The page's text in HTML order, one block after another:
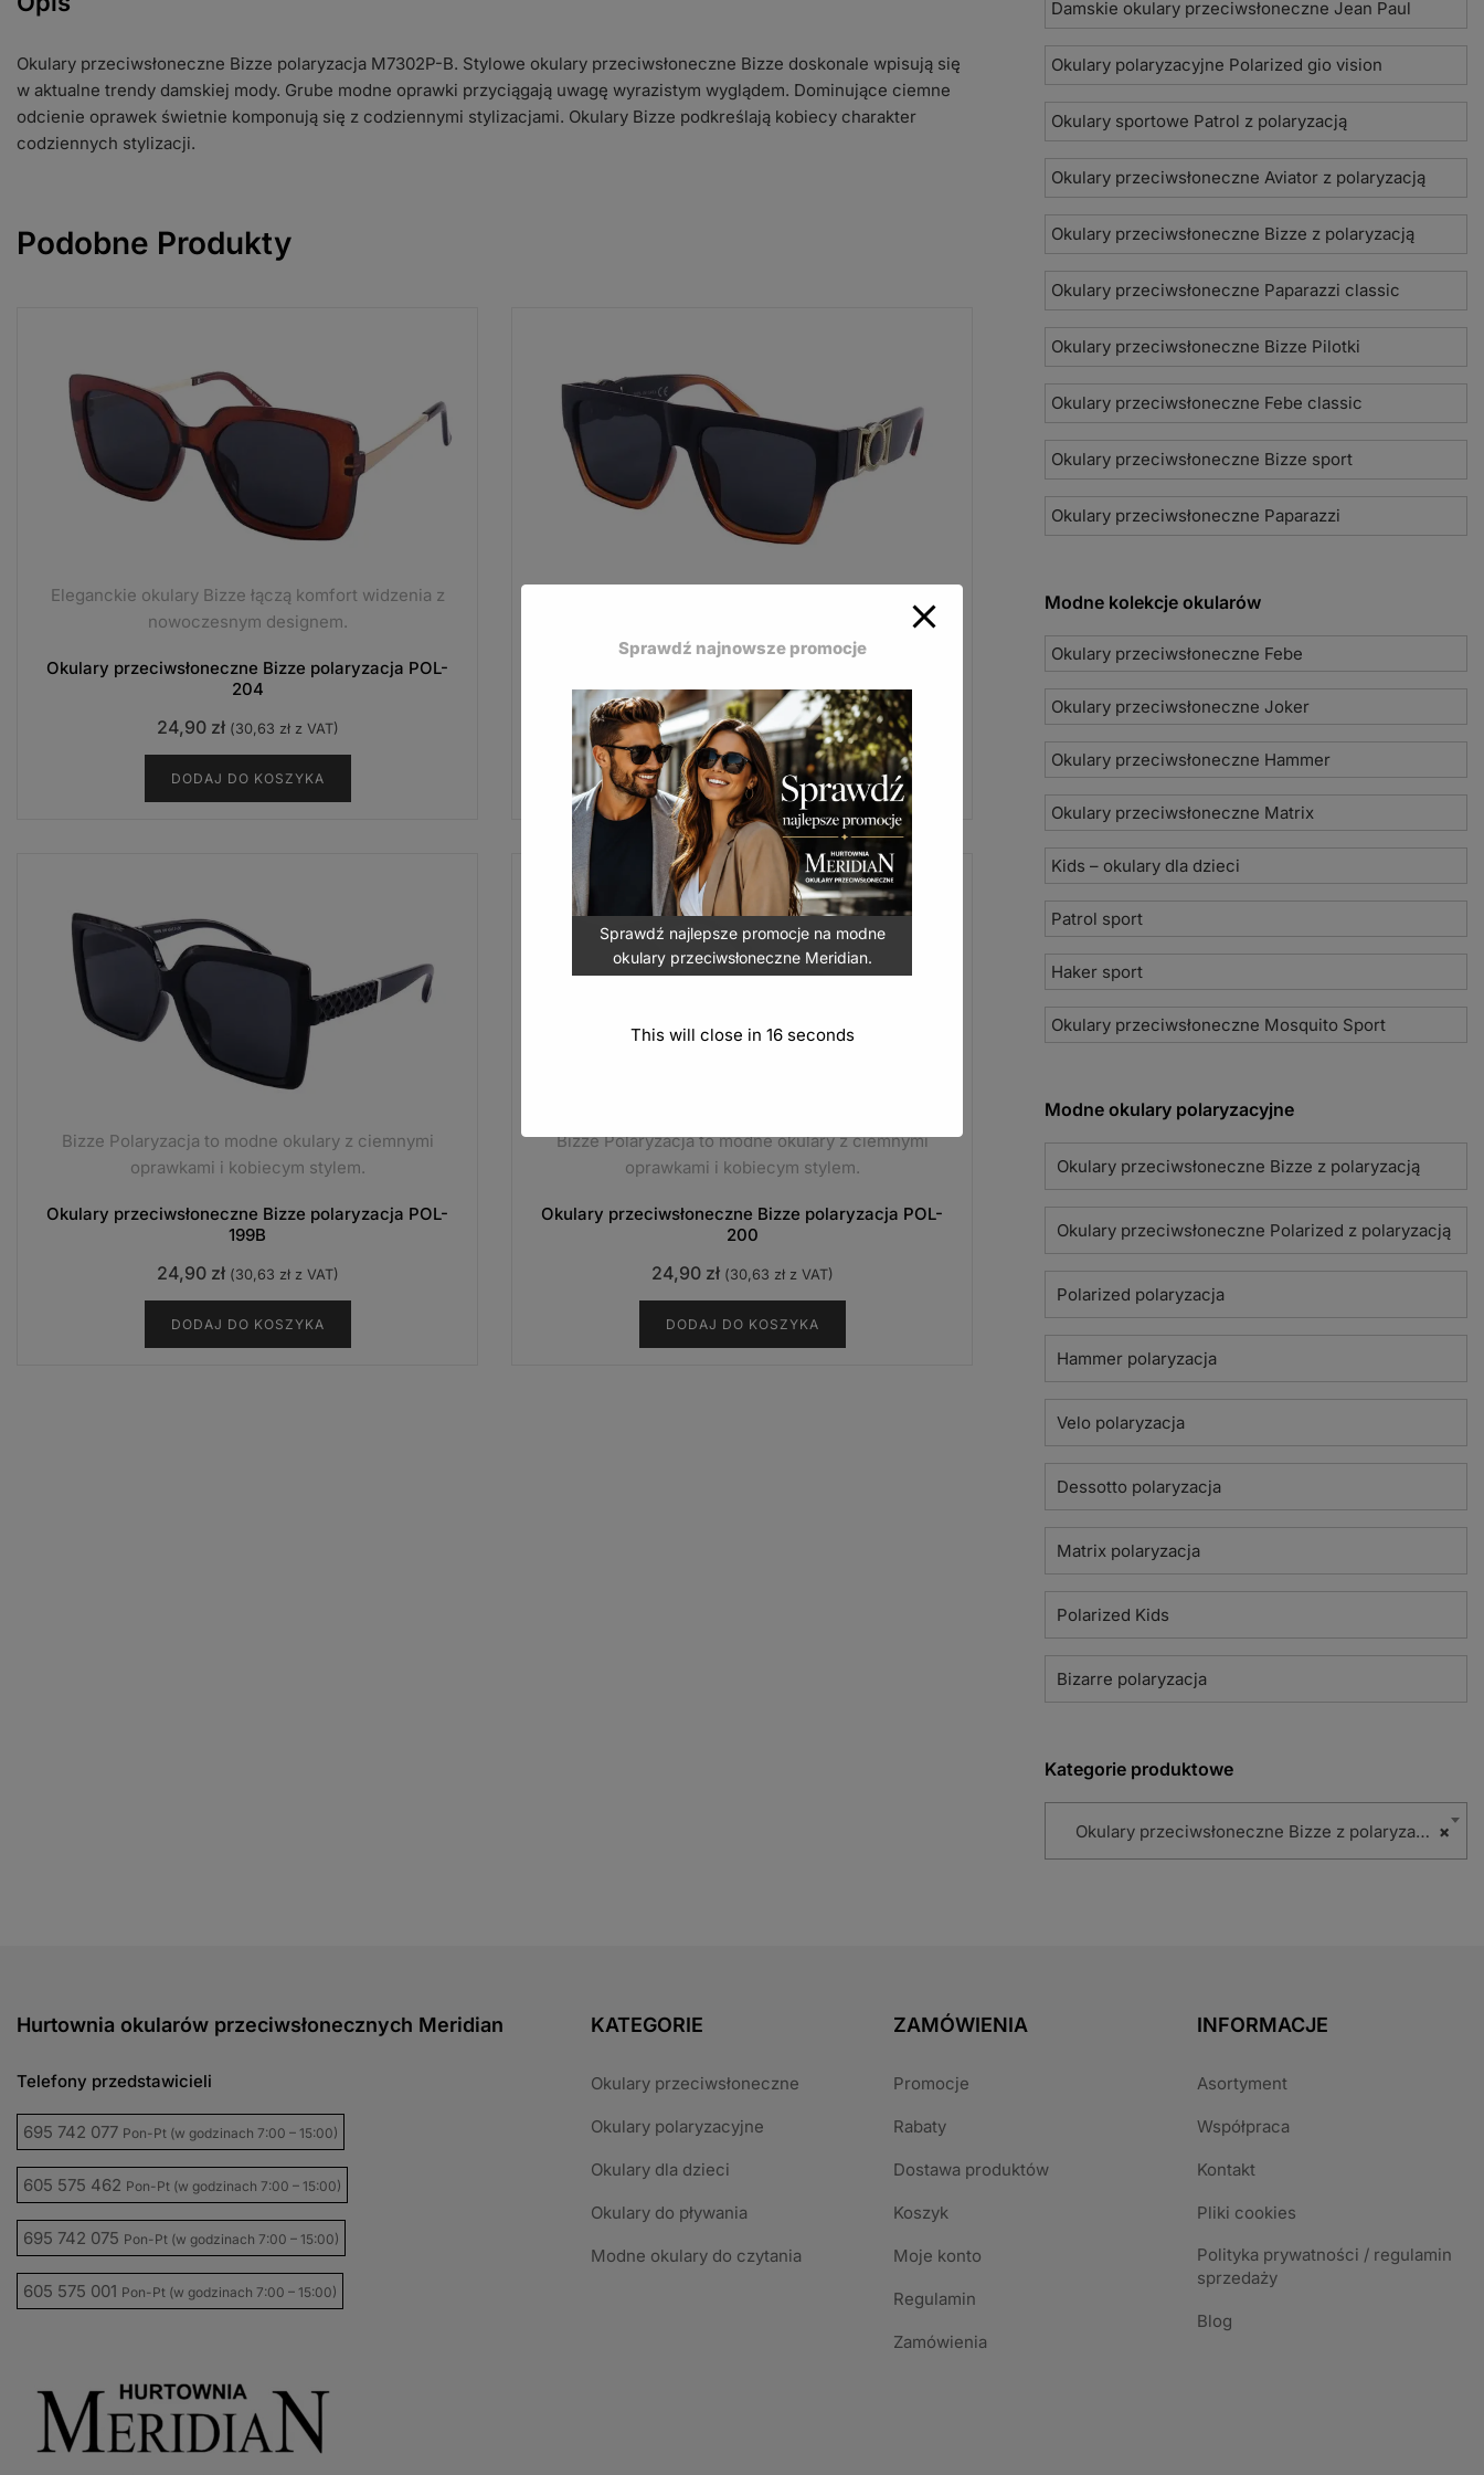
Okulary przeciwsłoneczne Bizze polaryzacja M7302P-B. Stylowe okulary przeciwsłoneczne Bizze doskonale wpisują się
w aktualne trendy damskiej mody. Grube modne oprawki przyciągają uwagę wyrazistym wyglądem. Dominujące ciemne
odcienie oprawek świetnie komponują się z codziennymi stylizacjami. Okulary Bizze podkreślają kobiecy charakter
codziennych stylizacji.
Podobne Produkty
Eleganckie okulary Bizze łączą komfort widzenia z
nowoczesnym designem.
Okulary przeciwsłoneczne Bizze polaryzacja POL-
204
24,90 zł (30,63 złz VAT)
DODAJ DO KOSZYKA
197A
24,90zł (30,63złz VAT)
DODAJ DO KOSZYKA
Bizze Polaryzacja to modne okulary z ciemnymi
oprawkami i kobiecym stylem.
Okulary przeciwsłoneczne Bizze polaryzacja POL-
199B
24,90 zł (30,63 złz VAT)
DODAJ DO KOSZYKA
Bizze Polaryzacja to modne okulary z ciemnymi
oprawkami i kobiecym stylem.
Okulary przeciwsłoneczne Bizze polaryzacja POL-
200
24,90 zł (30,63 złz VAT)
DODAJ DO KOSZYKA
Damskie okulary przeciwsłoneczne Jean Paul
Okulary polaryzacyjne Polarized gio vision
Okulary sportowe Patrol z polaryzacją
Okulary przeciwsłoneczne Aviator z polaryzacją
Okulary przeciwsłoneczne Bizze z polaryzacją
Okulary przeciwsłoneczne Paparazzi classic
Okulary przeciwsłoneczne Bizze Pilotki
Okulary przeciwsłoneczne Febe classic
Okulary przeciwsłoneczne Bizze sport
Okulary przeciwsłoneczne Paparazzi
Modne kolekcje okularów
Okulary przeciwsłoneczne Febe
Okulary przeciwsłoneczne Joker
Okulary przeciwsłoneczne Hammer
Okulary przeciwsłoneczne Matrix
Kids – okulary dla dzieci
Patrol sport
Haker sport
Okulary przeciwsłoneczne Mosquito Sport
Modne okulary polaryzacyjne
Okulary przeciwsłoneczne Bizze z polaryzacją
Okulary przeciwsłoneczne Polarized z polaryzacją
Polarized polaryzacja
Hammer polaryzacja
Velo polaryzacja
Dessotto polaryzacja
Matrix polaryzacja
Polarized Kids
Bizarre polaryzacja
Kategorie produktowe
×
Okulary przeciwsłoneczne Bizze z polaryzacją (102)
Hurtownia okularów przeciwsłonecznych Meridian
Telefony przedstawicieli
695 742 077 Pon-Pt (w godzinach 7:00 – 15:00)
605 575 462 Pon-Pt (w godzinach 7:00 – 15:00)
695 742 075 Pon-Pt (w godzinach 7:00 – 15:00)
605 575 001 Pon-Pt (w godzinach 7:00 – 15:00)
KATEGORIE
Okulary przeciwsłoneczne
Okulary polaryzacyjne
Okulary dla dzieci
Okulary do pływania
Modne okulary do czytania
ZAMÓWIENIA
Promocje
Rabaty
Dostawa produktów
Koszyk
Moje konto
Regulamin
Zamówienia
INFORMACJE
Asortyment
Współpraca
Kontakt
Pliki cookies
Polityka prywatności / regulamin
sprzedaży
Blog
Sprawdź najnowsze promocje
Sprawdź najlepsze promocje na modne
okulary przeciwsłoneczne Meridian.
This will close in 15seconds